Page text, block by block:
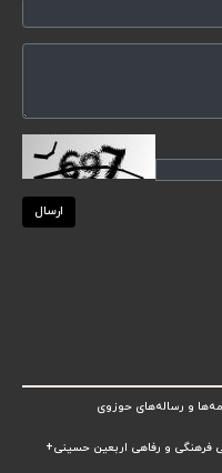
ارسال
و رساله‌های حوزوی
فرهنگی و رفاهی اربعین حسینی+